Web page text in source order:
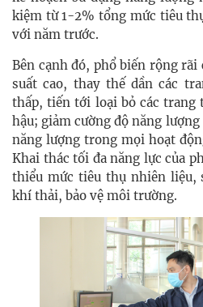
kiệm từ 1-2% tổng mức tiêu
với năm trước.
Bên cạnh đó, phổ biến rộng rãi
suất cao, thay thế dần các
thấp, tiến tới loại bỏ các trang
hậu; giảm cường độ năng
năng lượng trong mọi hoạt
Khai thác tối đa năng lực của
thiểu mức tiêu thụ nhiên liệu,
khí thải, bảo vệ môi trường.